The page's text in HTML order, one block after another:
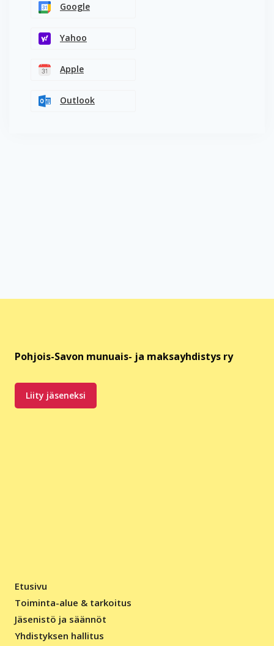
Google
Yahoo
Apple
Outlook
Pohjois-Savon munuais- ja maksayhdistys ry
Liity jäseneksi
Etusivu
Toiminta-alue & tarkoitus
Jäsenistö ja säännöt
Yhdistyksen hallitus